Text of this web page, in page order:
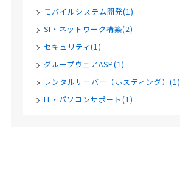
モバイルシステム開発(1)
SI・ネットワーク構築(2)
セキュリティ(1)
グループウェアASP(1)
レンタルサーバー（ホスティング）(1)
IT・パソコンサポート(1)